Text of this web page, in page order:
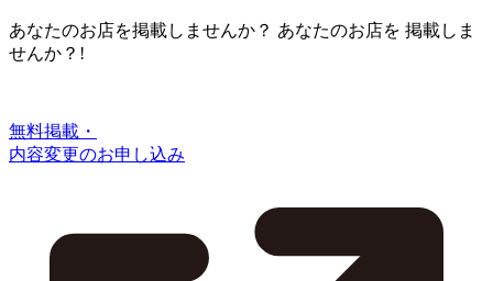
あなたのお店を掲載しませんか？ あなたのお店を 掲載しま
せんか？!
無料掲載・
内容変更のお申し込み